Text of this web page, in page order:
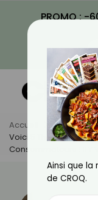
PROMO : -
Accueil Actus
Voici 5 Thés À Ne Pas
Consommateurs ! Il Y
Ainsi que
de CROQ.